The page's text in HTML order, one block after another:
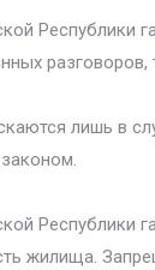
Республики
лишь в
Республики
жилища.